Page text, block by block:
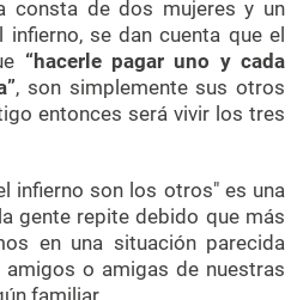
consta de dos mujeres y un
se dan cuenta que el
“hacerle pagar uno y cada
, son simplemente sus otros
entonces será vivir los tres
infierno son los otros" es una
gente repite debido que más
en una situación parecida
o amigas de nuestras